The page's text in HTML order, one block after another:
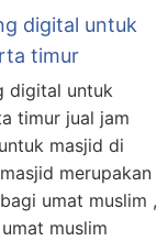
digital untuk
timur
digital untuk
timur jual jam
masjid di
merupakan
umat muslim ,
muslim